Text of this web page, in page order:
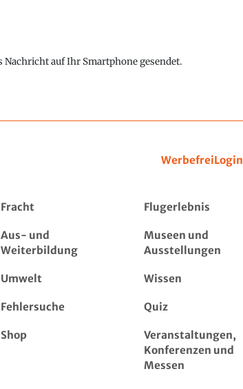
Nachricht auf Ihr Smartphone gesendet.
WerbefreiLogin
Fracht Flugerlebnis
Aus- und
Weiterbildung
Museen und
Ausstellungen
Umwelt Wissen
Fehlersuche Quiz
Shop
Veranstaltungen,
Konferenzen und
Messen